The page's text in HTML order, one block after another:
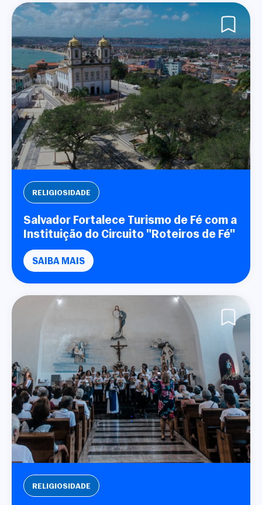
RELIGIOSIDADE
Salvador Fortalece Turismo de Fé com a
Instituição do Circuito "Roteiros de Fé"
SAIBA MAIS
RELIGIOSIDADE